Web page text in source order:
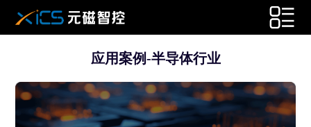
应用案例-半导体行业